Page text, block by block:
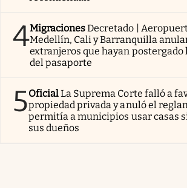
4MigracionesDecretado |
Medellín, Cali y Barranquilla
extranjeros que hayan postergado
del pasaporte
5OficialLa Suprema Corte falló a
propiedad privada y anuló el
permitía a municipios usar casas
sus dueños